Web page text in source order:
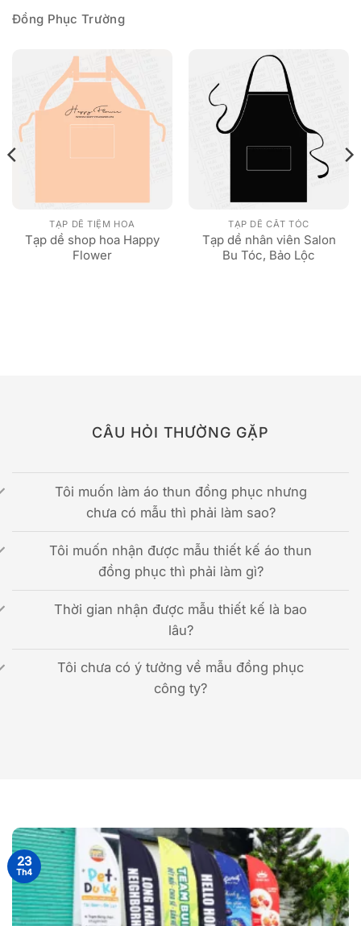
Đồng Phục Trường
TẠP DỀ TIỆM HOA
Tạp dề shop hoa Happy
Flower
TẠP DỀ CẮT TÓC
Tạp dề nhân viên Salon
Bu Tóc, Bảo Lộc
CÂU HỎI THƯỜNG GẶP
Tôi muốn làm áo thun đồng phục nhưng
chưa có mẫu thì phải làm sao?
Tôi muốn nhận được mẫu thiết kế áo thun
đồng phục thì phải làm gì?
Thời gian nhận được mẫu thiết kế là bao
lâu?
Tôi chưa có ý tưởng về mẫu đồng phục
công ty?
23
Th4